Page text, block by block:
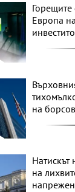
Европа
на
Натискът
на